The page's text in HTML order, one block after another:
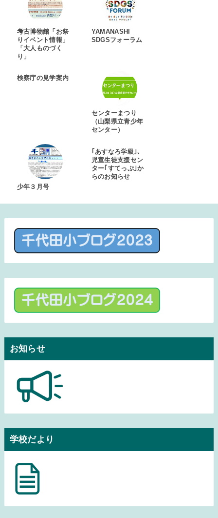
考古博物館「お祭
りイベント情報」
「大人ものづく
り」
YAMANASHI
SDGSフォーラム
検察庁の見学案内
センターまつり
（山梨県立青少年
センター）
少年３月号
｢あすなろ学級｣、
児童生徒支援セン
ター｢すてっぷ｣か
らのお知らせ
お知らせ
学校だより